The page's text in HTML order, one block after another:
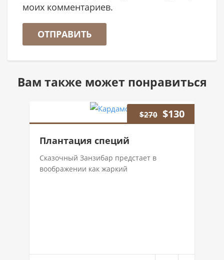
моих комментариев.
Вам также может понравиться
$270 $130
Плантация специй
Сказочный Занзибар предстает в
воображении как жаркий